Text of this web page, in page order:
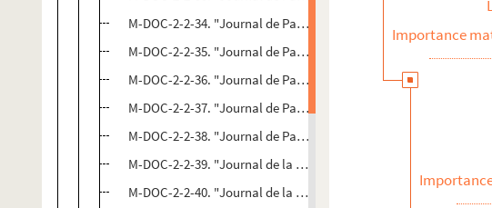
M-DOC-2-2-34. "Journal de Paris" (septembre à octobre 1788,
M-DOC-2-2-35. "Journal de Paris" (septembre à octobre 1788,
M-DOC-2-2-36. "Journal de Paris" (septembre à octobre 1788,
M-DOC-2-2-37. "Journal de Paris" (septembre à octobre 1788,
M-DOC-2-2-38. "Journal de Paris" (septembre à octobre 1788,
M-DOC-2-2-39. "Journal de la Cour et de la ville" (de février à juin
M-DOC-2-2-40. "Journal de la Cour et de la ville" (de février à juin
Importance